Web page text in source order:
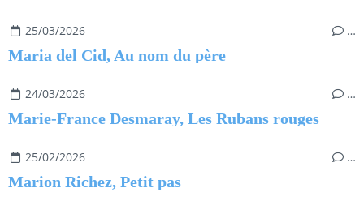
25/03/2026 …
Maria del Cid, Au nom du père
24/03/2026 …
Marie-France Desmaray, Les Rubans rouges
25/02/2026 …
Marion Richez, Petit pas